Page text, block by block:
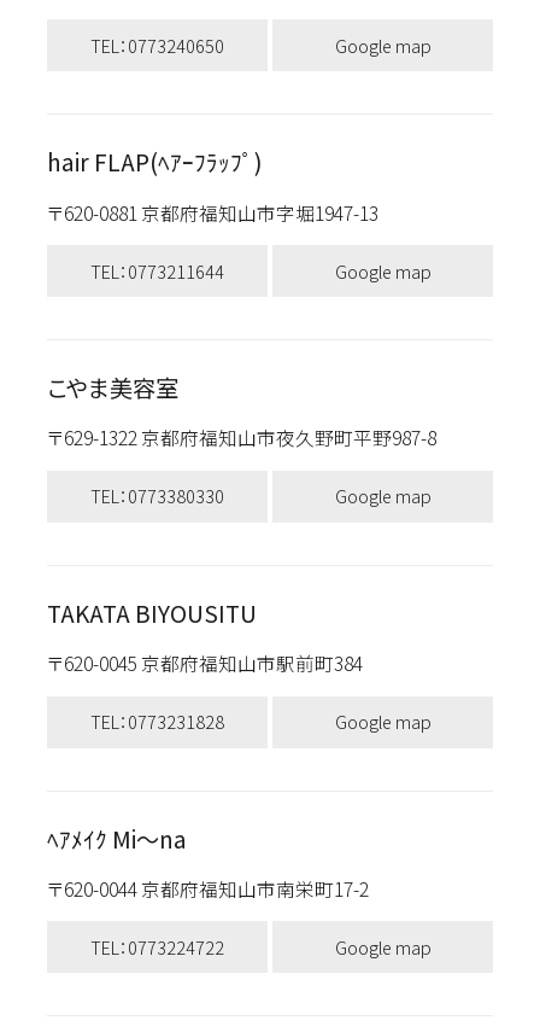
TEL：0773240650 Google map
hair FLAP(ﾍｱｰﾌﾗｯﾌﾟ)
〒620-0881 京都府福知山市字堀1947-13
TEL：0773211644 Google map
こやま美容室
〒629-1322 京都府福知山市夜久野町平野987-8
TEL：0773380330 Google map
TAKATA BIYOUSITU
〒620-0045 京都府福知山市駅前町384
TEL：0773231828 Google map
ﾍｱﾒｲｸ Mi～na
〒620-0044 京都府福知山市南栄町17-2
TEL：0773224722 Google map